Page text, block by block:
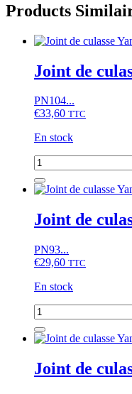
Products
Joint de
PN104...
€33,60 TTC
En stock
quantité
de
Joint
culasse
Yanmar
Joint de
PN93...
€29,60 TTC
En stock
quantité
de
Joint
culasse
Yanmar
Joint de